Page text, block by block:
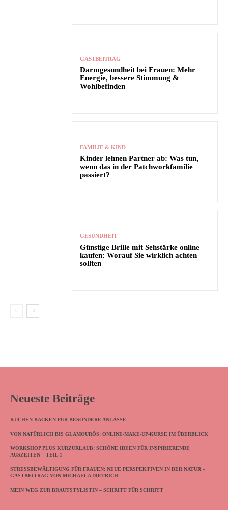
GASTBEITRAG
Darmgesundheit bei Frauen: Mehr
Energie, bessere Stimmung &
Wohlbefinden
FAMILIE & KIND
Kinder lehnen Partner ab: Was tun,
wenn das in der Patchworkfamilie
passiert?
GESUNDHEIT
Günstige Brille mit Sehstärke online
kaufen: Worauf Sie wirklich achten
sollten
Neueste Beiträge
KUCHEN BACKEN FÜR BESONDERE ANLÄSSE
VON NATÜRLICH BIS GLAMOURÖS: ONLINE-MAKE-UP-KURSE IM ÜBERBLICK
WORKSHOP PLUS KURZURLAUB: SCHÖNE IDEEN FÜR INSPIRIERENDE
AUSZEITEN – TEIL 1
STRESSBEWÄLTIGUNG FÜR FRAUEN: NEUE PERSPEKTIVEN IN DER NATUR –
GASTBEITRAG VON MICHAELA DIETRICH
MEIN WEG ZUR BRAUTSTYLISTIN – SCHRITT FÜR SCHRITT